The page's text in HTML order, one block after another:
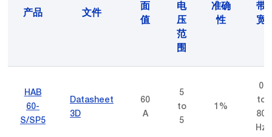
产品 文件
面
值
电
压
范
围
准确
性
带
宽
HAB
60-
S/SP5
Datasheet
3D
60
A
5
to
5
1%
0
to
80
Hz